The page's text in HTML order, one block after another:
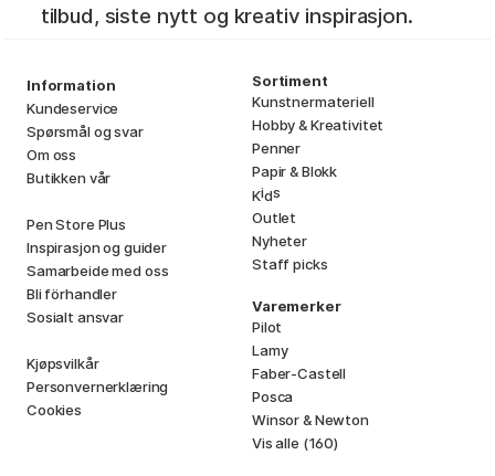
tilbud, siste nytt og kreativ inspirasjon.
Information
Kundeservice
Spørsmål og svar
Om oss
Butikken vår
Pen Store Plus
Inspirasjon og guider
Samarbeide med oss
Bli förhandler
Sosialt ansvar
Kjøpsvilkår
Personvernerklæring
Cookies
Sortiment
Kunstnermateriell
Hobby & Kreativitet
Penner
Papir & Blokk
Kids
Outlet
Nyheter
Staff picks
Varemerker
Pilot
Lamy
Faber-Castell
Posca
Winsor & Newton
Vis alle (160)